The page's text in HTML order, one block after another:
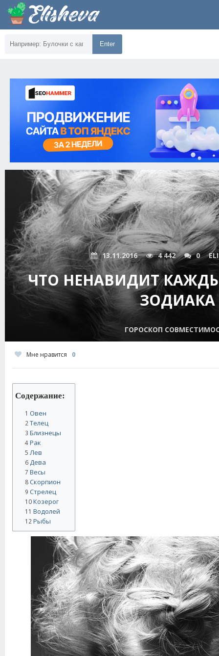
Enter
13.11.2016 4 442 0
ЧТО НЕНАВИДИТ
ЗОДИАКА
ГОРОСКОП
Мне нравится 0
Содержание:
1 Овен
2Телец
3 Близнецы
4Рак
5 Лев
6Дева
7 Весы
8Скорпион
9 Стрелец
10Козерог
11 Водолей
12Рыбы